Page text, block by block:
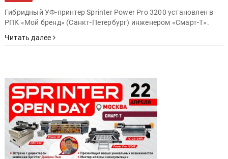
Гибридный УФ-принтер Sprinter Power Pro 3200 установлен в
РПК «Мой бренд» (Санкт-Петербург) инженером «Смарт-Т».
Читать далее